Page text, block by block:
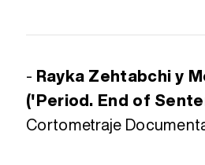
- Rayka Zehtabchi y
('Period. End of
Cortometraje